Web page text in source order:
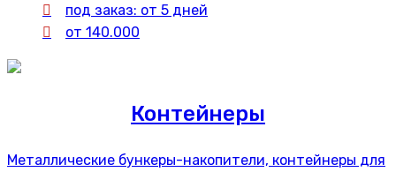
под заказ: от 5 дней
от 140.000
Контейнеры
Металлические бункеры-накопители, контейнеры для